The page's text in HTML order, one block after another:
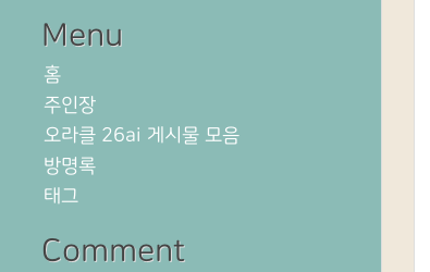
Menu
홈
주인장
오라클 26ai 게시물 모음
방명록
태그
Comment